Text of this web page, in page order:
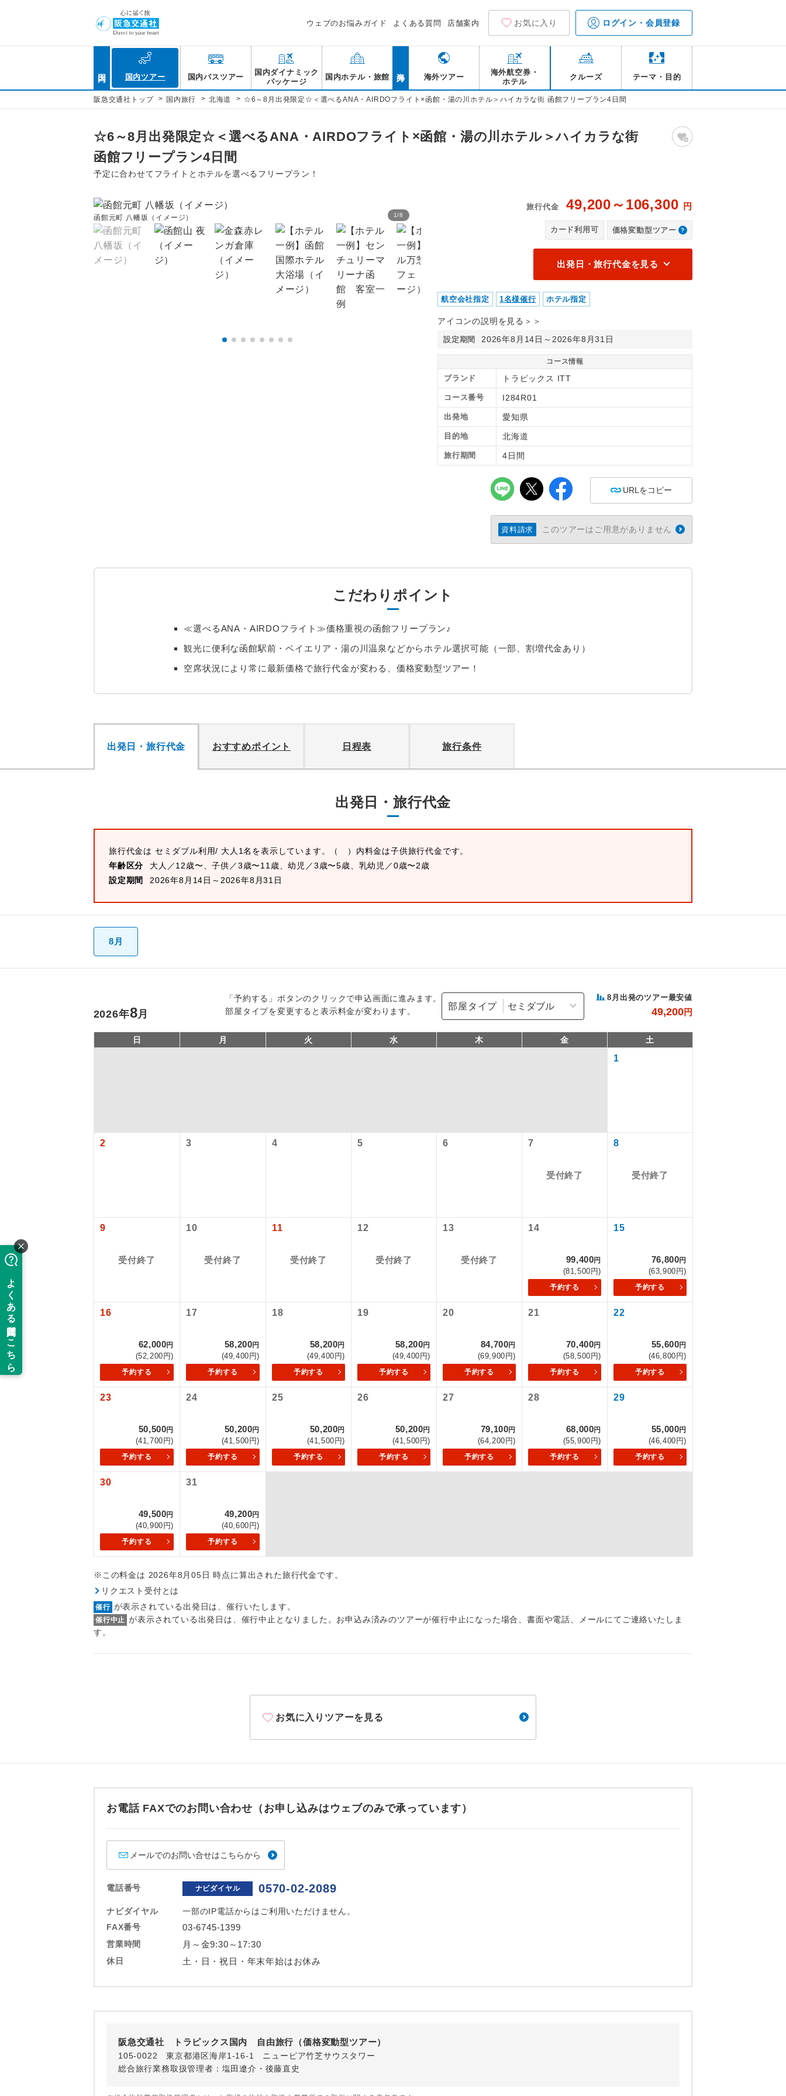
ウェブのお悩みガイド よくある質問 店舗案内 お気に入り ログイン・会員登録
国内ツアー 国内バスツアー
国内ダイナミック
パッケージ
国内ホテル・旅館 海外ツアー
海外航空券・
ホテル
クルーズ テーマ・目的
阪急交通社トップ > 国内旅行 > 北海道 > ☆6～8月出発限定☆＜選べるANA・AIRDOフライト×函館・湯の川ホテル＞ハイカラな街 函館フリープラン4日間
☆6～8月出発限定☆＜選べるANA・AIRDOフライト×函館・湯の川ホテル＞ハイカラな街
函館フリープラン4日間
予定に合わせてフライトとホテルを選べるフリープラン！
1/8
函館元町 八幡坂（イメージ）
旅行代金 49,200～106,300 円
カード利用可 価格変動型ツアー
出発日・旅行代金を見る
航空会社指定 1名様催行 ホテル指定
アイコンの説明を見る＞＞
設定期間 2026年8月14日～2026年8月31日
コース情報
ブランド トラピックス ITT
コース番号 I284R01
出発地 愛知県
目的地 北海道
旅行期間 4日間
URLをコピー
資料請求 このツアーはご用意がありません
こだわりポイント
≪選べるANA・AIRDOフライト≫価格重視の函館フリープラン♪
観光に便利な函館駅前・ベイエリア・湯の川温泉などからホテル選択可能（一部、割増代金あり）
空席状況により常に最新価格で旅行代金が変わる、価格変動型ツアー！
出発日・旅行代金 おすすめポイント 日程表 旅行条件
出発日・旅行代金
旅行代金は セミダブル利用/ 大人1名を表示しています。
（ ）内料金は子供旅行代金です。
年齢区分
大人／12歳〜、子供／3歳〜11歳、幼児／3歳〜5歳、乳幼児／0歳〜2歳
設定期間
2026年8月14日～2026年8月31日
8月
「予約する」ボタンのクリックで申込画面に進みます。
部屋タイプを変更すると表示料金が変わります。
部屋タイプ
8 月出発のツアー最安値
49,200円
2026年8月
日 月 火 水 木 金 土
1
2 3 4 5 6 7
受付終了
8
受付終了
9
受付終了
10
受付終了
11
受付終了
12
受付終了
13
受付終了
14
99,400円
(81,500円)
予約する
15
76,800円
(63,900円)
予約する
16
62,000円
(52,200円)
予約する
17
58,200円
(49,400円)
予約する
18
58,200円
(49,400円)
予約する
19
58,200円
(49,400円)
予約する
20
84,700円
(69,900円)
予約する
21
70,400円
(58,500円)
予約する
22
55,600円
(46,800円)
予約する
23
50,500円
(41,700円)
予約する
24
50,200円
(41,500円)
予約する
25
50,200円
(41,500円)
予約する
26
50,200円
(41,500円)
予約する
27
79,100円
(64,200円)
予約する
28
68,000円
(55,900円)
予約する
29
55,000円
(46,400円)
予約する
30
49,500円
(40,900円)
予約する
31
49,200円
(40,600円)
予約する
※この料金は 2026年8月05日 時点に算出された旅行代金です。
リクエスト受付とは
催行 が表示されている出発日は、催行いたします。
催行中止 が表示されている出発日は、催行中止となりました。お申込み済みのツアーが催行中止になった場合、書面や電話、メールにてご連絡いたしま
す。
お気に入りツアーを見る
お電話 FAXでのお問い合わせ（お申し込みはウェブのみで承っています）
メールでのお問い合せはこちらから
電話番号 ナビダイヤル 0570-02-2089
ナビダイヤル
一部のIP電話からはご利用いただけません。
FAX番号
03-6745-1399
営業時間 月～金9:30～17:30
休日 土・日・祝日・年末年始はお休み
阪急交通社 トラピックス国内 自由旅行（価格変動型ツアー）
105-0022 東京都港区海岸1-16-1 ニューピア竹芝サウスタワー
総合旅行業務取扱管理者：塩田遼介・後藤直史
航空会社が設定する「個人包括旅行運賃」を利用したツアーです。
以下の注意事項をあらかじめご了承いただきますようお願いいたします。
お支払いについて
お支払いは、クレジットカード決済のみとなります。
お申し込みの最後にクレジットカード決済をしていただき、決済手続き完了をもちまして、
ご旅行の契約が成立となります。
ウェブ限定コースとなりますので、コールセンター及びカウンターでのお申し込みはできま
せん。
添乗員同行
往路出発空港（駅）から復路到着空港（駅）まで同行しま
現地到着空港（駅）から最終日出発空港（駅）まで添乗員が
バスガイド乗務 バスガイドが乗務し、車内での観光案内があります。
世界遺産
ユネスコに登録されている文化遺産や自然遺産を訪ねるコー
スです。
絶景スポットに立ち寄るコースです。
温泉 温泉地にも宿泊するコースです。
露天風呂 ご宿泊ホテルに露天風呂が付いています。
全食事付き
お部屋食
トラベルイヤホン
周りの音を気にせず、ガイドさんの説明をじっくり聞くこと
1名様催行
1名様1室同代金 1名様1室利用でも追加料金がかからないコースです。
ご夫婦限定 ご夫婦限定でご参加いただけるコースです。
航空会社指定
利用航空会社が指定なので、ご出発の計画にとても便利で
す。
ホテル指定
おひとり様バス2席利用